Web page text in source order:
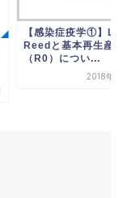
【感染症疫学①】
Reedと基本再生産
（R0）につい...
2018年7